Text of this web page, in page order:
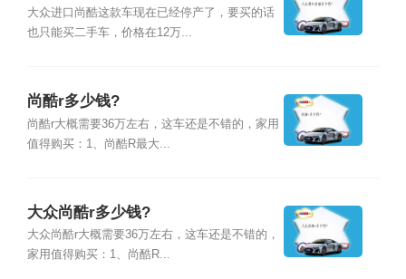
大众进口尚酷这款车现在已经停产了，要买的话
也只能买二手车，价格在12万...
尚酷r多少钱?
尚酷r大概需要36万左右，这车还是不错的，家用
值得购买：1、尚酷R最大...
大众尚酷r多少钱?
大众尚酷r大概需要36万左右，这车还是不错的，
家用值得购买：1、尚酷R...